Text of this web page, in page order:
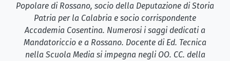
Popolare di Rossano, socio della Deputazione di Storia
Patria per la Calabria e socio corrispondente
Accademia Cosentina. Numerosi i saggi dedicati a
Mandatoriccio e a Rossano. Docente di Ed. Tecnica
nella Scuola Media si impegna negli OO. CC. della